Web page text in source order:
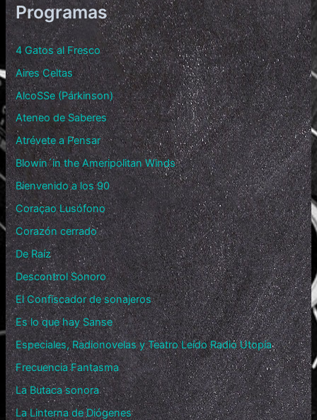
Programas
4 Gatos al Fresco
Aires Celtas
AlcoSSe (Párkinson)
Ateneo de Saberes
Atrévete a Pensar
Blowin´in the Ameripolitan Winds
Bienvenido a los 90
Coraçao Lusófono
Corazón cerrado
De Raíz
Descontrol Sonoro
El Confiscador de sonajeros
Es lo que hay Sanse
Especiales, Radionovelas y Teatro Leído Radio Utopía
Frecuencia Fantasma
La Butaca sonora
La Linterna de Diógenes